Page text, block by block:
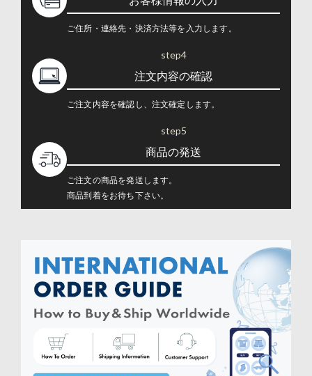
ご住所・連絡先・決済方法等を入力します。
step4
注文内容の確認
ご注文内容を確認し、注文確定します。
step5
商品の発送
ご注文の商品を発送します。
商品到着をお待ち下さい。